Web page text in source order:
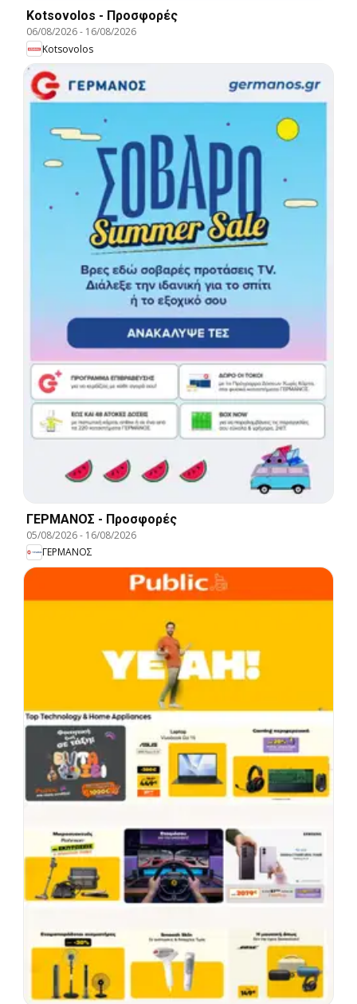
Kotsovolos - Προσφορές
06/08/2026- 16/08/2026
Kotsovolos
ΓΕΡΜΑΝΟΣ - Προσφορές
05/08/2026- 16/08/2026
ΓΕΡΜΑΝΟΣ